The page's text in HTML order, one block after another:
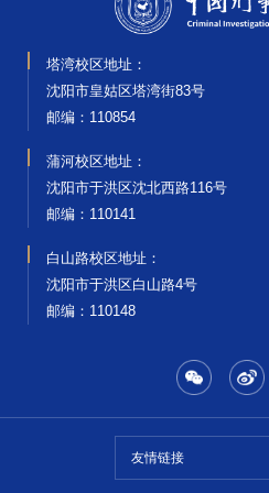
塔湾校区地址：
沈阳市皇姑区塔湾街83号
邮编‌：110854
蒲河校区地址：
沈阳市于洪区沈北西路116号
邮编‌：110141
白山路校区地址：
沈阳市于洪区白山路4号
邮编‌：110148
友情链接